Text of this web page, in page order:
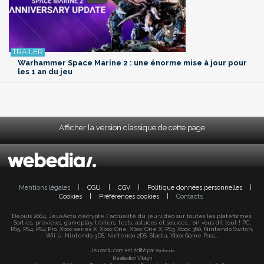
Warhammer Space Marine 2 : une énorme mise à jour pour
les 1 an du jeu
Afficher la version classique de cette page
Mentions légales CGU CGV Politique données personnelles
Cookies
Préférences cookies Contacts
Depuis 2004, JeuxActu décrypte l'actualité du jeu vidéo sur toutes les plateformes.
Sorties, previews, gameplay, trailers, tests, astuces et soluces... on vous dit tout ! PC,
PS5, PS4, PS4 Pro, Xbox series X, Xbox One, Xbox One X, PS3, Xbox 360, Nintendo Switch,
Wii U, Nintendo 3DS, Nintendo 2DS, Stadia, Xbox Game Pass...
Jeuxactu.com est édité par Webedia
Réalisation Vitalyn